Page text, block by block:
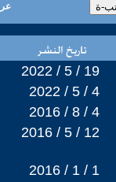
2022 / 5 / 19
2022 / 5 / 4
2016 / 8 / 4
2016 / 5 / 12
2016 / 1 / 1